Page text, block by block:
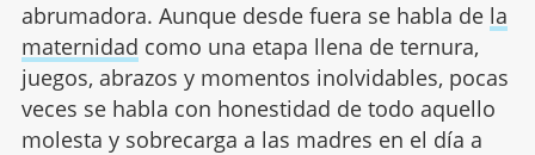
abrumadora. Aunque desde fuera se habla de la
maternidad como una etapa llena de ternura,
juegos, abrazos y momentos inolvidables, pocas
veces se habla con honestidad de todo aquello
molesta y sobrecarga a las madres en el día a